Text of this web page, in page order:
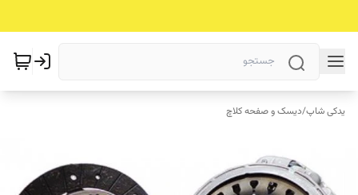
یدکی شاپ/دیسک و صفحه کلاچ